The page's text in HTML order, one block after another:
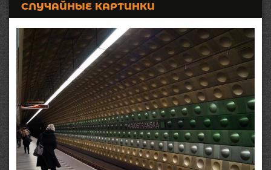
СЛУЧАЙНЫЕ КАРТИНКИ